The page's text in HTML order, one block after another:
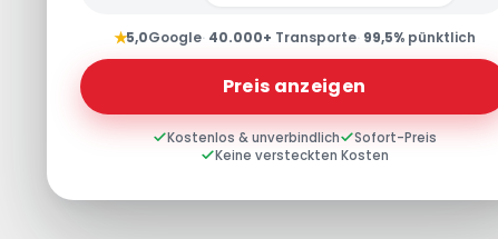
★5,0Google· 40.000+ Transporte· 99,5%pünktlich
Preis anzeigen
Kostenlos & unverbindlich
Sofort-Preis
Keine versteckten Kosten